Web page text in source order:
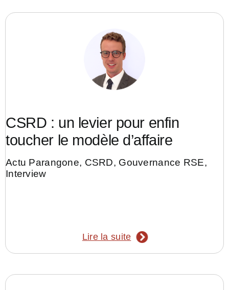
CSRD : un levier pour enfin
toucher le modèle d’affaire
Actu Parangone, CSRD, Gouvernance RSE,
Interview
Lire la suite